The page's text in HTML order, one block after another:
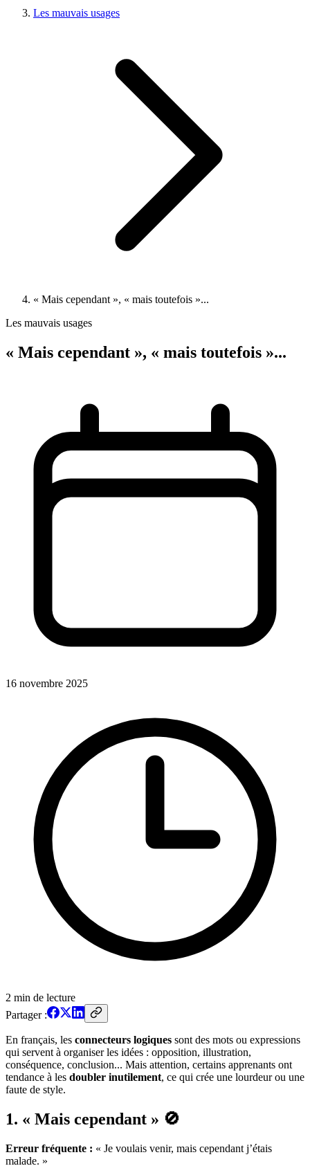
Les mauvais usages
« Mais cependant », « mais toutefois »...
Les mauvais usages
« Mais cependant », « mais toutefois »...
16 novembre 2025
2 min de lecture
Partager :
En français, les connecteurs logiques sont des mots ou expressions
qui servent à organiser les idées : opposition, illustration,
conséquence, conclusion... Mais attention, certains apprenants ont
tendance à les doubler inutilement, ce qui crée une lourdeur ou une
faute de style.
1. « Mais cependant » 🚫
Erreur fréquente : « Je voulais venir, mais cependant j’étais
malade. »